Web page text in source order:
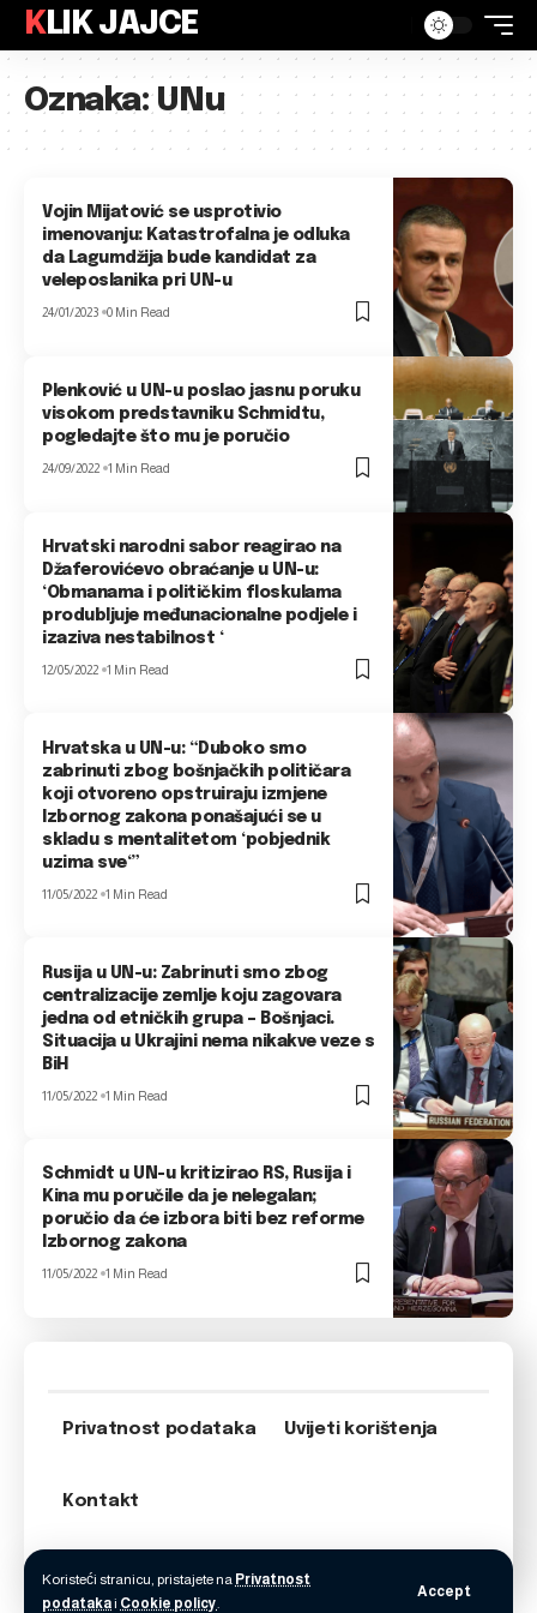
Koristeći stranicu, pristajete na Privatnost
podatakai Cookie policy.
Accept
KLIK JAJCE
Oznaka:UNu
Vojin Mijatović se usprotivio
imenovanju: Katastrofalna je odluka
da Lagumdžija bude kandidat za
veleposlanika pri UN-u
24/01/2023 0 Min Read
Plenković u UN-u poslao jasnu poruku
visokom predstavniku Schmidtu,
pogledajte što mu je poručio
24/09/2022 1 Min Read
Hrvatski narodni sabor reagirao na
Džaferovićevo obraćanje u UN-u:
‘Obmanama i političkim floskulama
produbljuje međunacionalne podjele i
izaziva nestabilnost ‘
12/05/2022 1 Min Read
Hrvatska u UN-u: “Duboko smo
zabrinuti zbog bošnjačkih političara
koji otvoreno opstruiraju izmjene
Izbornog zakona ponašajući se u
skladu s mentalitetom ‘pobjednik
uzima sve‘”
11/05/2022 1 Min Read
Rusija u UN-u: Zabrinuti smo zbog
centralizacije zemlje koju zagovara
jedna od etničkih grupa – Bošnjaci.
Situacija u Ukrajini nema nikakve veze s
BiH
11/05/2022 1 Min Read
Schmidt u UN-u kritizirao RS, Rusija i
Kina mu poručile da je nelegalan;
poručio da će izbora biti bez reforme
Izbornog zakona
11/05/2022 1 Min Read
Privatnost podataka Uvijeti korištenja
Kontakt